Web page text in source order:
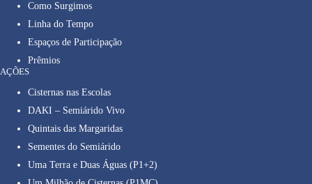
Como Surgimos
Linha do Tempo
Espaços de Participação
Prêmios
AÇÕES
Cisternas nas Escolas
DAKI – Semiárido Vivo
Quintais das Margaridas
Sementes do Semiárido
Uma Terra e Duas Águas (P1+2)